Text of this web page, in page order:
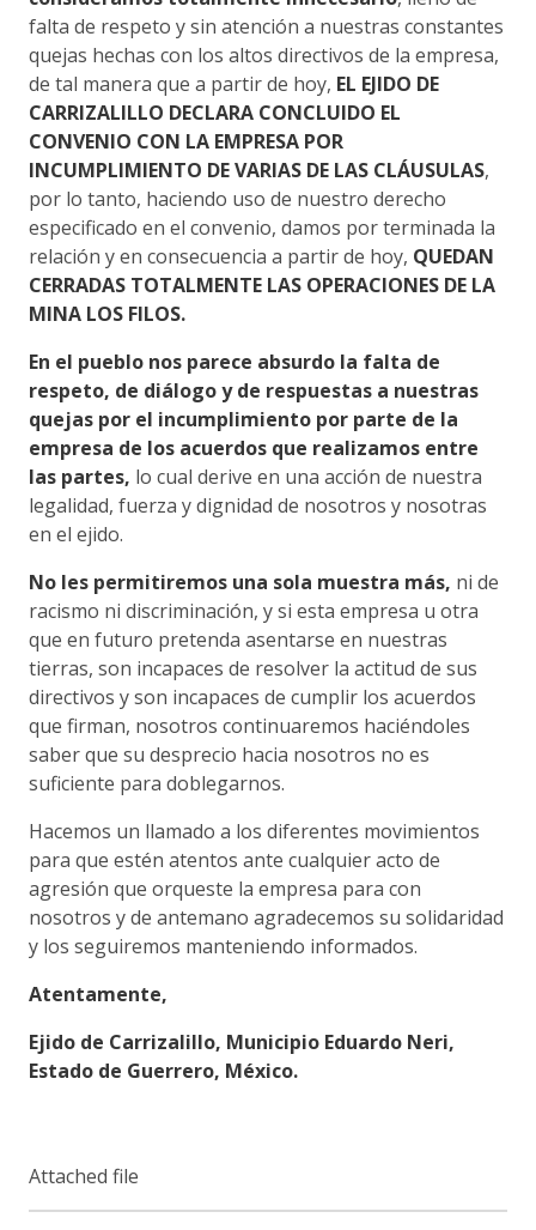
falta de respeto y sin atención a nuestras constantes
quejas hechas con los altos directivos de la empresa,
de tal manera que a partir de hoy, EL EJIDO DE
CARRIZALILLO DECLARA CONCLUIDO EL
CONVENIO CON LA EMPRESA POR
INCUMPLIMIENTO DE VARIAS DE LAS CLÁUSULAS,
por lo tanto, haciendo uso de nuestro derecho
especificado en el convenio, damos por terminada la
relación y en consecuencia a partir de hoy, QUEDAN
CERRADAS TOTALMENTE LAS OPERACIONES DE LA
MINA LOS FILOS.
En el pueblo nos parece absurdo la falta de
respeto, de diálogo y de respuestas a nuestras
quejas por el incumplimiento por parte de la
empresa de los acuerdos que realizamos entre
las partes, lo cual derive en una acción de nuestra
legalidad, fuerza y dignidad de nosotros y nosotras
en el ejido.
No les permitiremos una sola muestra más, ni de
racismo ni discriminación, y si esta empresa u otra
que en futuro pretenda asentarse en nuestras
tierras, son incapaces de resolver la actitud de sus
directivos y son incapaces de cumplir los acuerdos
que firman, nosotros continuaremos haciéndoles
saber que su desprecio hacia nosotros no es
suficiente para doblegarnos.
Hacemos un llamado a los diferentes movimientos
para que estén atentos ante cualquier acto de
agresión que orqueste la empresa para con
nosotros y de antemano agradecemos su solidaridad
y los seguiremos manteniendo informados.
Atentamente,
Ejido de Carrizalillo, Municipio Eduardo Neri,
Estado de Guerrero, México.
Attached file